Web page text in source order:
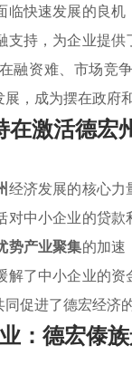
临快速发展的良
支持，为企业提
融资难、市场竞
，成为摆在政府
在激活德宏
经济发展的核心
中小企业的贷
势产业聚集的加速
了中小企业的
促进了德宏经济
：德宏傣